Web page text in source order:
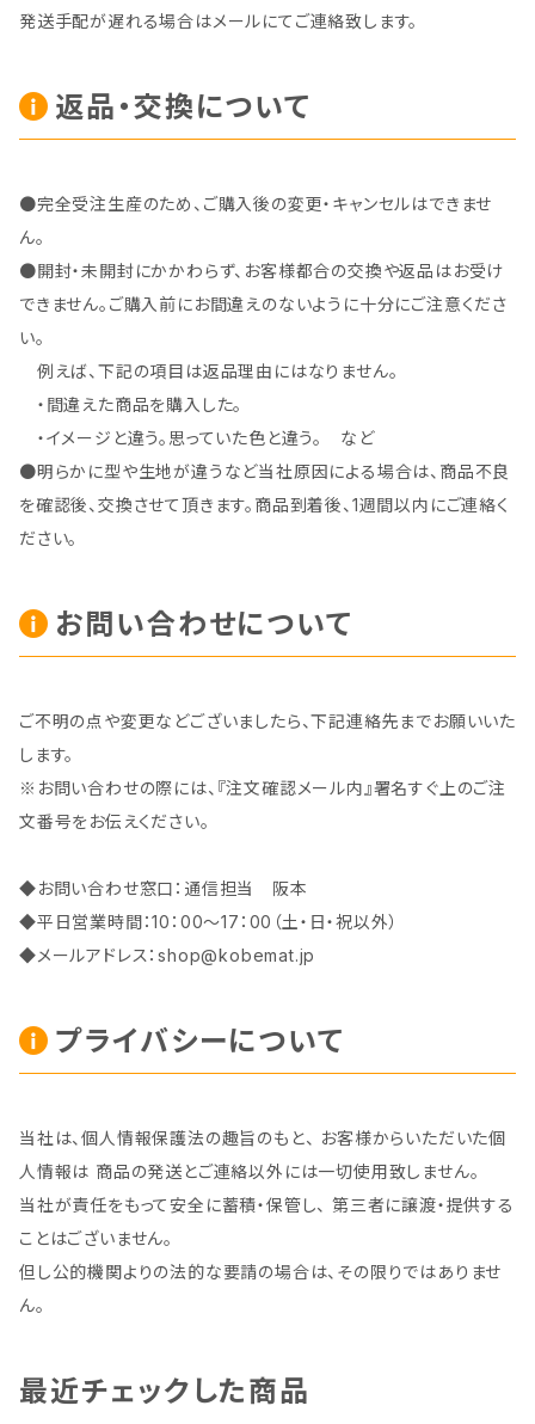
発送手配が遅れる場合はメールにてご連絡致します。
返品・交換について
●完全受注生産のため、ご購入後の変更・キャンセルはできませ
ん。
●開封・未開封にかかわらず、お客様都合の交換や返品はお受け
できません。ご購入前にお間違えのないように十分にご注意くださ
い。
例えば、下記の項目は返品理由にはなりません。
・間違えた商品を購入した。
・イメージと違う。思っていた色と違う。 など
●明らかに型や生地が違うなど当社原因による場合は、商品不良
を確認後、交換させて頂きます。商品到着後、1週間以内にご連絡く
ださい。
お問い合わせについて
ご不明の点や変更などございましたら、下記連絡先までお願いいた
します。
※お問い合わせの際には、『注文確認メール内』署名すぐ上のご注
文番号をお伝えください。
◆お問い合わせ窓口：通信担当 阪本
◆平日営業時間：10：00～17：00（土・日・祝以外）
◆メールアドレス：shop@kobemat.jp
プライバシーについて
当社は、個人情報保護法の趣旨のもと、 お客様からいただいた個
人情報は 商品の発送とご連絡以外には一切使用致しません。
当社が責任をもって安全に蓄積・保管し、 第三者に譲渡・提供する
ことはございません。
但し公的機関よりの法的な要請の場合は、その限りではありませ
ん。
最近チェックした商品